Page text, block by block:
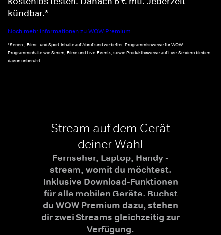
kündbar.*
Noch mehr Informationen zu WOW Premium
*Serien-, Filme- und Sport-Inhalte auf Abruf sind werbefrei. Programmhinweise für WOW
Programminhalte wie Serien, Filme und Live-Events, sowie Produkthinweise auf Live-Sendern bleiben
davon unberührt.
Stream auf dem Gerät
deiner Wahl
Fernseher, Laptop, Handy -
stream, womit du möchtest.
Inklusive Download-Funktionen
für alle mobilen Geräte. Buchst
du WOW Premium dazu, stehen
dir zwei Streams gleichzeitig zur
Verfügung.